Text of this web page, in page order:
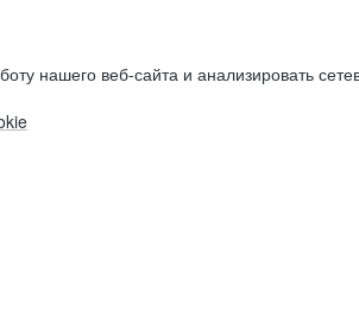
нашего веб-сайта и анализировать